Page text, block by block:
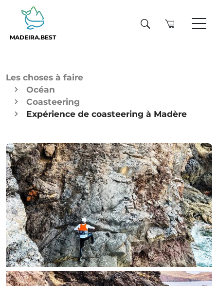
MADEIRA.BEST
Les choses à faire
Océan
Coasteering
Expérience de coasteering à Madère